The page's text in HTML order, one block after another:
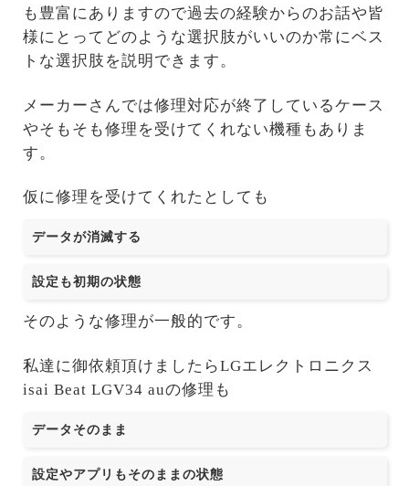
も豊富にありますので過去の経験からのお話や皆
様にとってどのような選択肢がいいのか常にベス
トな選択肢を説明できます。
メーカーさんでは修理対応が終了しているケース
やそもそも修理を受けてくれない機種もありま
す。
仮に修理を受けてくれたとしても
データが消滅する
設定も初期の状態
そのような修理が一般的です。
私達に御依頼頂けましたらLGエレクトロニクス
isai Beat LGV34 auの修理も
データそのまま
設定やアプリもそのままの状態